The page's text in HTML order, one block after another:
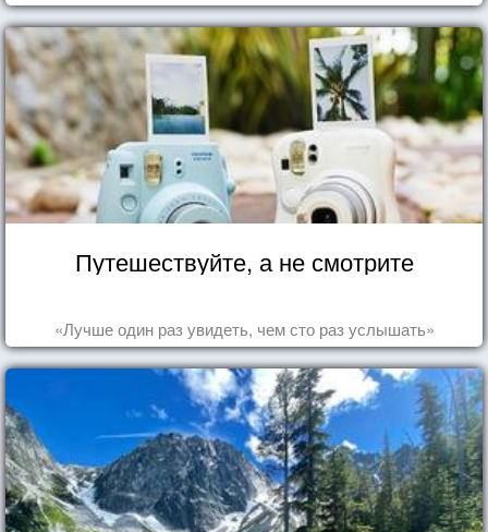
Путешествуйте, а не смотрите
«Лучше один раз увидеть, чем сто раз услышать»